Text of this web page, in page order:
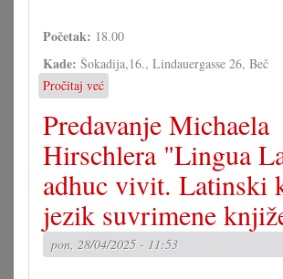
Početak: 18.00
Kade: Šokadija,16., Lindauergasse 26, Beč
Pročitaj već
Prezentacija
nove
knjige
Sanje
Vulić
Predavanje Michaela
Hirschlera "Lingua
adhuc vivit. Latinski
jezik suvrimene
pon, 28/04/2025 - 11:53